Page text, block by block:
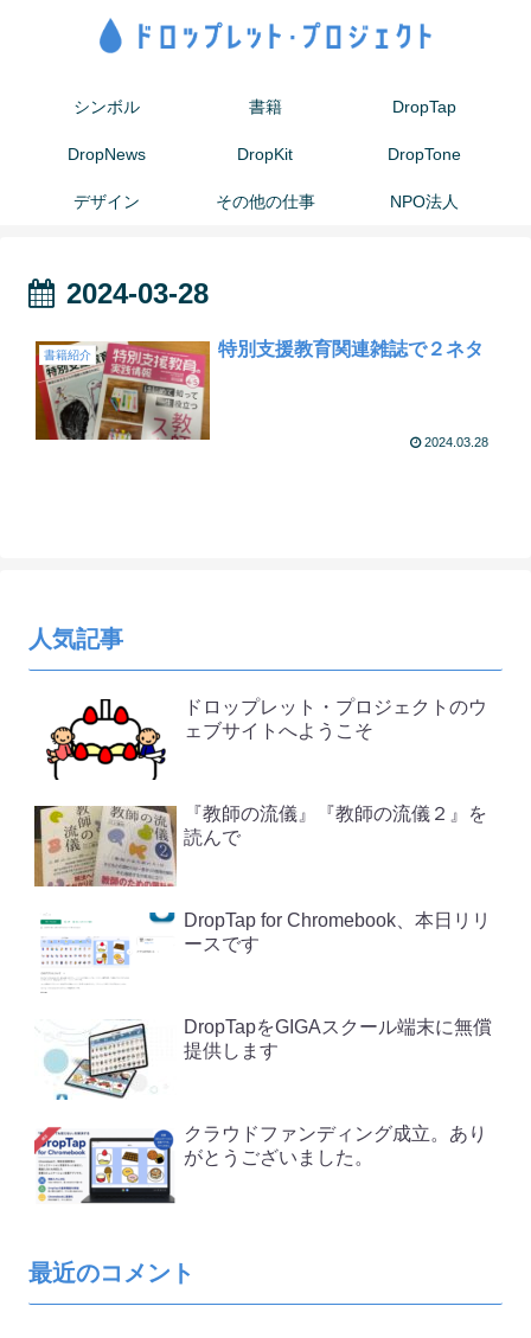
シンボル 書籍 DropTap
DropNews DropKit DropTone
デザイン その他の仕事 NPO法人
2024-03-28
書籍紹介 特別支援教育関連雑誌で２ネタ
2024.03.28
人気記事
ドロップレット・プロジェクトのウ
ェブサイトへようこそ
『教師の流儀』『教師の流儀２』を
読んで
DropTap for Chromebook、本日リリ
ースです
DropTapをGIGAスクール端末に無償
提供します
クラウドファンディング成立。あり
がとうございました。
最近のコメント